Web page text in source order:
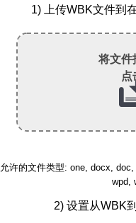
1) 上传WBK文件到
将文件
点
允许的文件类型: one, docx,
wpd,
2) 设置从WBK